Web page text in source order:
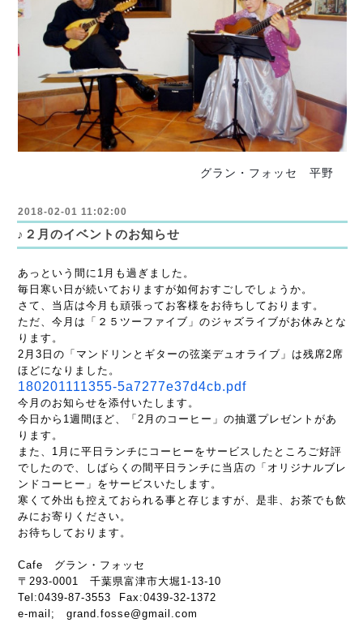
グラン・フォッセ 平野
2018-02-01 11:02:00
♪２月のイベントのお知らせ
あっという間に1月も過ぎました。
毎日寒い日が続いておりますが如何おすごしでしょうか。
さて、当店は今月も頑張ってお客様をお待ちしております。
ただ、今月は「２５ツーファイブ」のジャズライブがお休みとな
ります。
2月3日の「マンドリンとギターの弦楽デュオライブ」は残席2席
ほどになりました。
180201111355-5a7277e37d4cb.pdf
今月のお知らせを添付いたします。
今日から1週間ほど、「2月のコーヒー」の抽選プレゼントがあ
ります。
また、1月に平日ランチにコーヒーをサービスしたところご好評
でしたので、しばらくの間平日ランチに当店の「オリジナルブレ
ンドコーヒー」をサービスいたします。
寒くて外出も控えておられる事と存じますが、是非、お茶でも飲
みにお寄りください。
お待ちしております。
Cafe グラン・フォッセ
〒293-0001 千葉県富津市大堀1-13-10
Tel:0439-87-3553 Fax:0439-32-1372
e-mail; grand.fosse@gmail.com